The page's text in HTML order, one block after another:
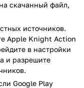
главным героем,
сражаться с
которая придает
скачанный файл,
источников.
Apple Knight Action
в настройки
и разрешите
Google Play